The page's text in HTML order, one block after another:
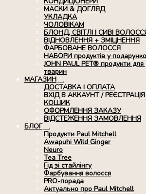
МАСКИ & ДОГЛЯД
УКЛАДКА
ЧОЛОВІКАМ
БЛОНД, СВІТЛІ І СИВІ
ВІДНОВЛЕННЯ + ЗМІЦНЕННЯ
ФАРБОВАНЕ ВОЛОССЯ
НАБОРИ продуктів у
JOHN PAUL PET® продукти
тварин
МАГАЗИН
Розгорнуте
вкладене
меню
ДОСТАВКА І ОПЛАТА
ВХІД В АККАУНТ / РЕЄСТРАЦІЯ
КОШИК
ОФОРМЛЕННЯ ЗАКАЗУ
ВІДСТЕЖЕННЯ ЗАМОВЛЕННЯ
БЛОГ
Розгорнуте
вкладене
меню
Продукти Paul Mitchell
Awapuhi Wild Ginger
Neuro
Tea Tree
Гід зі стайлінгу
Фарбування волосся
PRO-порада
Актуально про Paul Mitchell